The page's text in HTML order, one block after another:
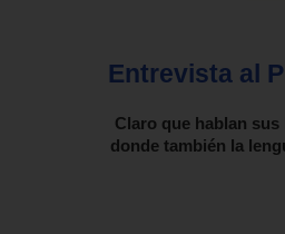
Entrevista al
Claro que hablan
donde también la